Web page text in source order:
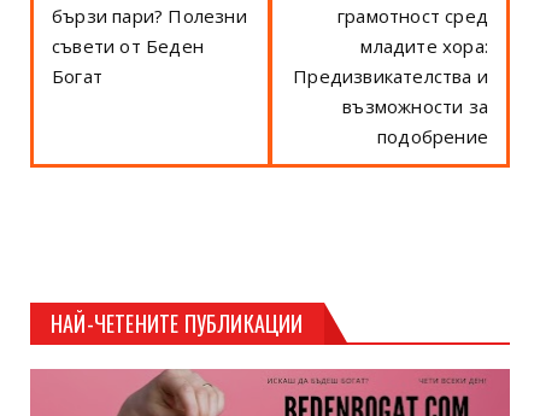
бързи пари? Полезни
съвети от Беден
Богат
грамотност сред
младите хора:
Предизвикателства и
възможности за
подобрение
НАЙ-ЧЕТЕНИТЕ ПУБЛИКАЦИИ